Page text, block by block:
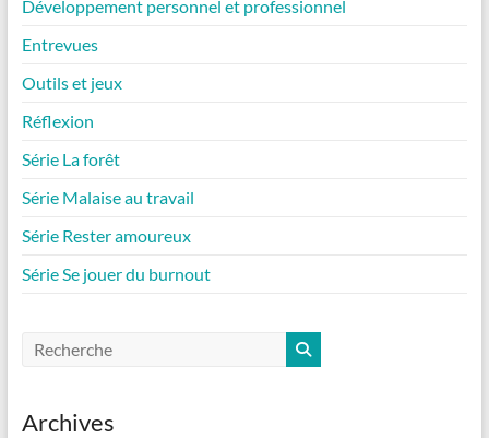
Développement personnel et professionnel
Entrevues
Outils et jeux
Réflexion
Série La forêt
Série Malaise au travail
Série Rester amoureux
Série Se jouer du burnout
Archives